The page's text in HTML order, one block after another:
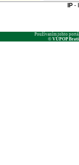
IP-
Používaním tohto
© VÚPOP